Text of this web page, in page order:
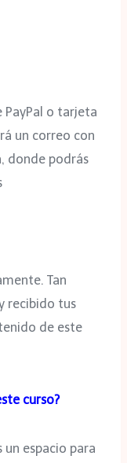
PayPal o tarjeta
un correo con
donde podrás
Tan
recibido tus
de este
curso?
un espacio para